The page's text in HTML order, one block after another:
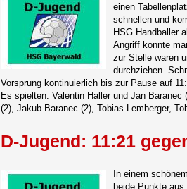
einen
schnellen und
HSG Handballer
Angriff konnte
zur Stelle waren
durchziehen.
Vorsprung kontinuierlich bis zur Pause auf
Es spielten: Valentin Haller und Jan
(2), Jakub Baranec (2), Tobias Lemberger,
D-Jugend: 11:21
In einem
beide Punkte